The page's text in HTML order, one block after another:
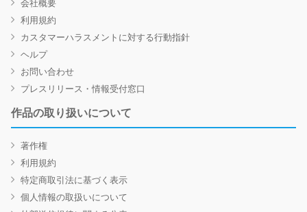
会社概要
利用規約
カスタマーハラスメントに対する行動指針
ヘルプ
お問い合わせ
プレスリリース・情報受付窓口
作品の取り扱いについて
著作権
利用規約
特定商取引法に基づく表示
個人情報の取扱いについて